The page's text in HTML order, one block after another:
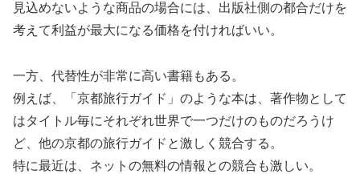
見込めないような商品の場合には、出版社側の都合だけを
考えて利益が最大になる価格を付ければいい。
一方、代替性が非常に高い書籍もある。
例えば、「京都旅行ガイド」のような本は、著作物として
はタイトル毎にそれぞれ世界で一つだけのものだろうけ
ど、他の京都の旅行ガイドと激しく競合する。
特に最近は、ネットの無料の情報との競合も激しい。